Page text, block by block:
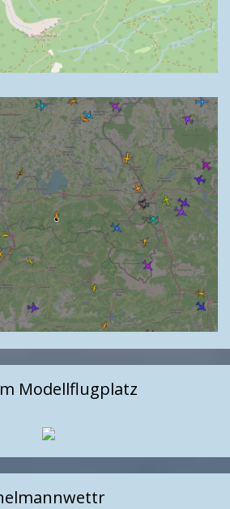
Modellflugplatz